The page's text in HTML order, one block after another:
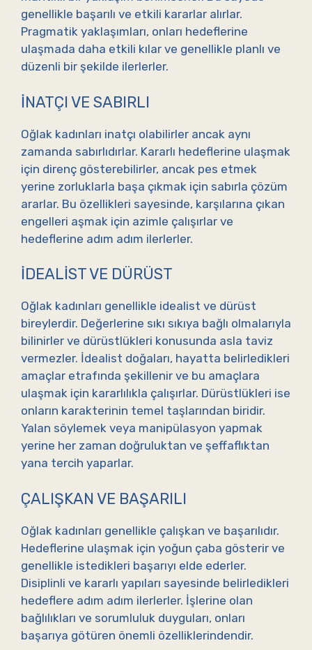
genellikle başarılı ve etkili kararlar alırlar.
Pragmatik yaklaşımları, onları hedeflerine
ulaşmada daha etkili kılar ve genellikle planlı ve
düzenli bir şekilde ilerlerler.
İNATÇI VE SABIRLI
Oğlak kadınları inatçı olabilirler ancak aynı
zamanda sabırlıdırlar. Kararlı hedeflerine ulaşmak
için direnç gösterebilirler, ancak pes etmek
yerine zorluklarla başa çıkmak için sabırla çözüm
ararlar. Bu özellikleri sayesinde, karşılarına çıkan
engelleri aşmak için azimle çalışırlar ve
hedeflerine adım adım ilerlerler.
İDEALIST VE DÜRÜST
Oğlak kadınları genellikle idealist ve dürüst
bireylerdir. Değerlerine sıkı sıkıya bağlı olmalarıyla
bilinirler ve dürüstlükleri konusunda asla taviz
vermezler. İdealist doğaları, hayatta belirledikleri
amaçlar etrafında şekillenir ve bu amaçlara
ulaşmak için kararlılıkla çalışırlar. Dürüstlükleri ise
onların karakterinin temel taşlarından biridir.
Yalan söylemek veya manipülasyon yapmak
yerine her zaman doğruluktan ve şeffaflıktan
yana tercih yaparlar.
ÇALIŞKAN VE BAŞARILI
Oğlak kadınları genellikle çalışkan ve başarılıdır.
Hedeflerine ulaşmak için yoğun çaba gösterir ve
genellikle istedikleri başarıyı elde ederler.
Disiplinli ve kararlı yapıları sayesinde belirledikleri
hedeflere adım adım ilerlerler. İşlerine olan
bağlılıkları ve sorumluluk duyguları, onları
başarıya götüren önemli özelliklerindendir.